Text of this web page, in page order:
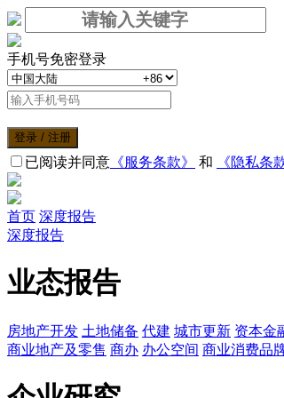
手机号免密登录
登录 / 注册
已阅读并同意 《服务条款》 和 《隐私条
首页 深度报告
深度报告
业态报告
房地产开发 土地储备 代建 城市更新 资本金
商业地产及零售 商办 办公空间 商业消费品